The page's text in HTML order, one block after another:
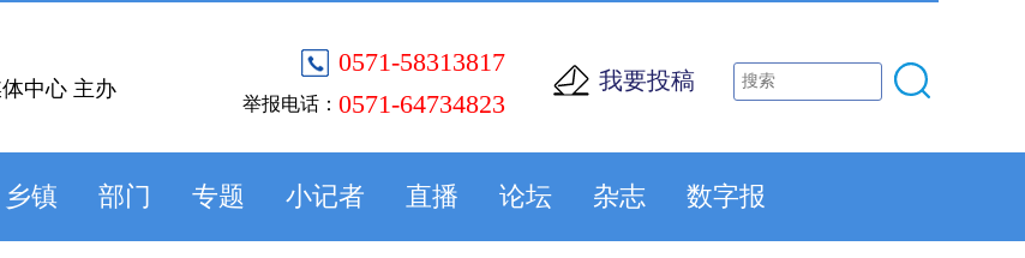
0571-58313817
举报电话： 0571-64734823
我要投稿
中心 主办
乡镇 部门 专题 小记者 直播 论坛 杂志 数字报